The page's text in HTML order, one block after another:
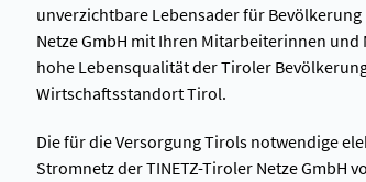
unverzichtbare Lebensader für
Netze GmbH mit Ihren Mitarbeiterinnen
hohe Lebensqualität der Tiroler
Wirtschaftsstandort Tirol.
Die für die Versorgung Tirols notwendige
Stromnetz der TINETZ-Tiroler Netze GmbH